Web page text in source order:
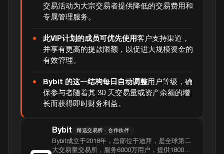
交易活动为大宗交易者提供降低的交易费用和
专属管理服务。
此VIP计划的成员可优先使用客户支持渠道，
并享有更高的提款限额，以促进大规模资金的
有效管理。
Bybit 的这一结构每日自动调整用户等级，确
保参与者随着其 30 天交易量或资产余额的增
长而获得即时财务利益。
Bybit 精选交易所 · 合作伙伴
Bybit成立于2018年，总部位于迪拜，是全球第二
大交易量交易所，服务6000万用户，提供1800多